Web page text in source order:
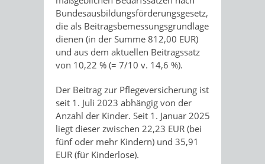
Bundesausbildungsförderungsgesetz,
die als Beitragsbemessungsgrundlage
dienen (in der Summe 812,00 EUR)
und aus dem aktuellen Beitragssatz
von 10,22 % (= 7/10 v. 14,6 %).
Der Beitrag zur Pflegeversicherung ist
seit 1. Juli 2023 abhängig von der
Anzahl der Kinder. Seit 1. Januar 2025
liegt dieser zwischen 22,23 EUR (bei
fünf oder mehr Kindern) und 35,91
EUR (für Kinderlose).